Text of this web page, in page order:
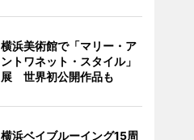
横浜美術館で「マリー・ア
ントワネット・スタイル」
展 世界初公開作品も
横浜ベイブルーイング15周